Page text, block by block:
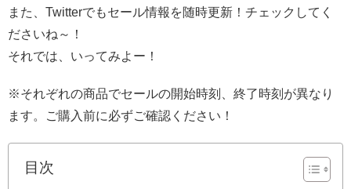
また、Twitterでもセール情報を随時更新！チェックしてく
ださいね～！
それでは、いってみよー！
※それぞれの商品でセールの開始時刻、終了時刻が異なり
ます。ご購入前に必ずご確認ください！
目次